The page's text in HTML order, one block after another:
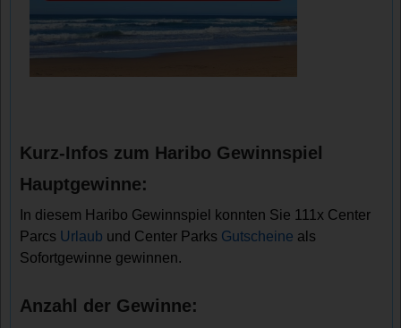
Kurz-Infos zum Haribo Gewinnspiel
Hauptgewinne:
In diesem Haribo Gewinnspiel konnten Sie 111x Center
Parcs Urlaub und Center Parks Gutscheine als
Sofortgewinne gewinnen.
Anzahl der Gewinne: